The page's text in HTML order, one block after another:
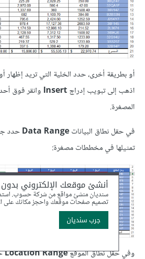
أو بطريقة أخرى، حدد الخلية التي تريد
اذهب إلى تبويب إدراجInsert وانقر فوق
المصغرة.
في حقل نطاق البيانات
حدد
تمثيلها في مخططات مصغرة:
وفي حقل نطاق الموقعLocation Range